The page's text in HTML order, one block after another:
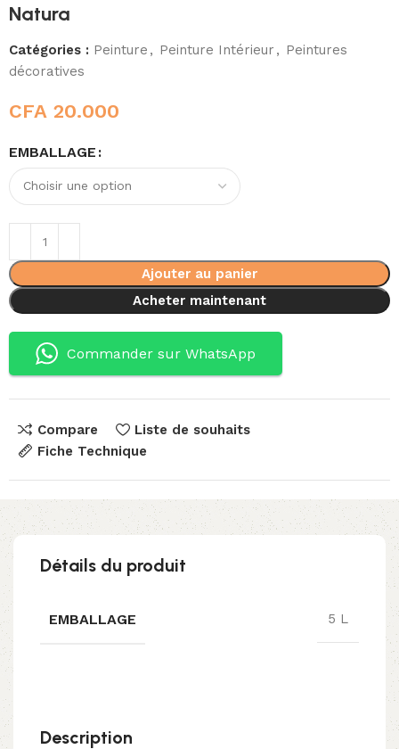
Natura
Catégories : Peinture , Peinture Intérieur , Peintures
décoratives
CFA 20.000
EMBALLAGE
Ajouter au panier
Acheter maintenant
Commander sur WhatsApp
Compare
Liste de souhaits
Fiche Technique
Détails du produit
EMBALLAGE 5 L
Description